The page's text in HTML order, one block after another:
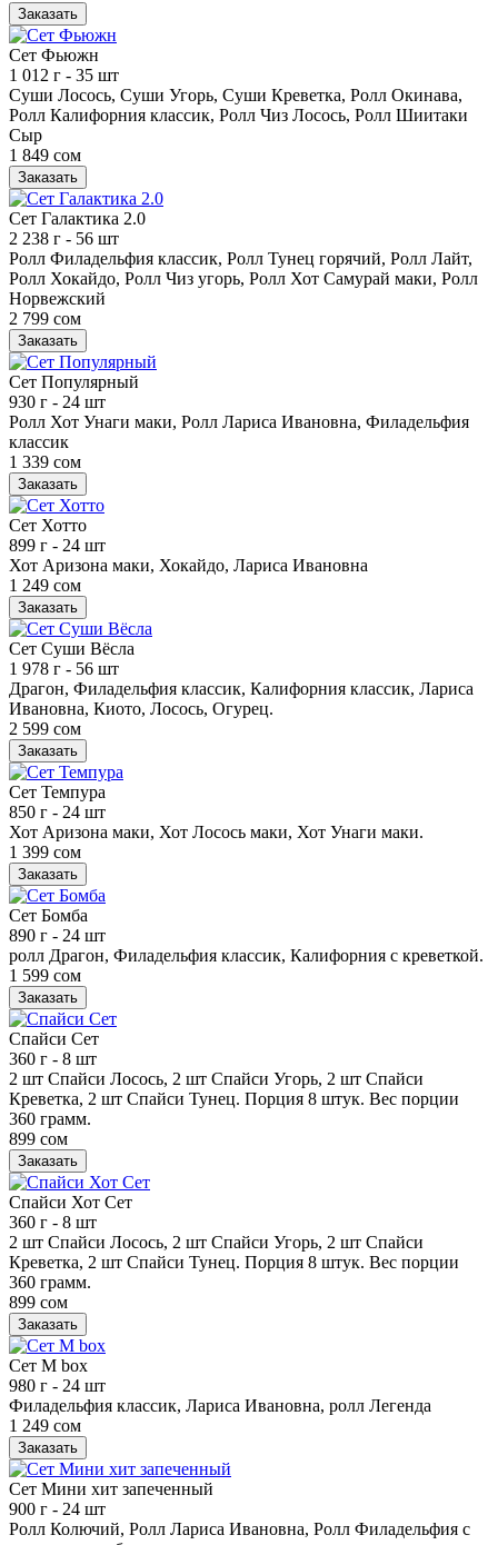
Заказать
Сет Фьюжн
1 012 г - 35 шт
Суши Лосось, Суши Угорь, Суши Креветка, Ролл Окинава,
Ролл Калифорния классик, Ролл Чиз Лосось, Ролл Шиитаки
Сыр
1 849 сом
Заказать
Сет Галактика 2.0
2 238 г - 56 шт
Ролл Филадельфия классик, Ролл Тунец горячий, Ролл Лайт,
Ролл Хокайдо, Ролл Чиз угорь, Ролл Хот Самурай маки, Ролл
Норвежский
2 799 сом
Заказать
Сет Популярный
930 г - 24 шт
Ролл Хот Унаги маки, Ролл Лариса Ивановна, Филадельфия
классик
1 339 сом
Заказать
Сет Хотто
899 г - 24 шт
Хот Аризона маки, Хокайдо, Лариса Ивановна
1 249 сом
Заказать
Сет Суши Вёсла
1 978 г - 56 шт
Драгон, Филадельфия классик, Калифорния классик, Лариса
Ивановна, Киото, Лосось, Огурец.
2 599 сом
Заказать
Сет Темпура
850 г - 24 шт
Хот Аризона маки, Хот Лосось маки, Хот Унаги маки.
1 399 сом
Заказать
Сет Бомба
890 г - 24 шт
ролл Драгон, Филадельфия классик, Калифорния с креветкой.
1 599 сом
Заказать
Спайси Сет
360 г - 8 шт
2 шт Спайси Лосось, 2 шт Спайси Угорь, 2 шт Спайси
Креветка, 2 шт Спайси Тунец. Порция 8 штук. Вес порции
360 грамм.
899 сом
Заказать
Спайси Хот Сет
360 г - 8 шт
2 шт Спайси Лосось, 2 шт Спайси Угорь, 2 шт Спайси
Креветка, 2 шт Спайси Тунец. Порция 8 штук. Вес порции
360 грамм.
899 сом
Заказать
Сет М box
980 г - 24 шт
Филадельфия классик, Лариса Ивановна, ролл Легенда
1 249 сом
Заказать
Сет Мини хит запеченный
900 г - 24 шт
Ролл Колючий, Ролл Лариса Ивановна, Ролл Филадельфия с